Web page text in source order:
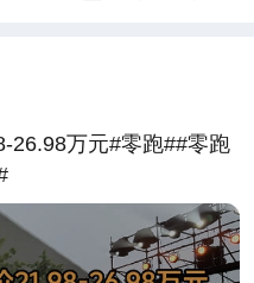
26.98万元#零跑##零跑